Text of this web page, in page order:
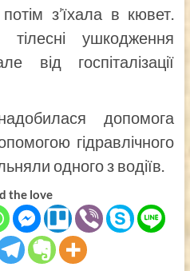
з’їхала в кювет.
ушкодження
від госпіталізації
допомога
гідравлічного
одного з водіїв.
the love